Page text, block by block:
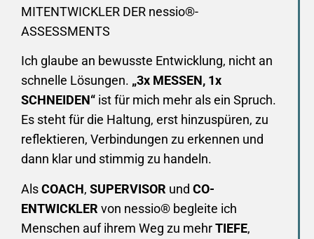
MITENTWICKLER DER nessio®-
ASSESSMENTS
Ich glaube an bewusste Entwicklung, nicht an
schnelle Lösungen. „3x MESSEN, 1x
SCHNEIDEN“ ist für mich mehr als ein Spruch.
Es steht für die Haltung, erst hinzuspüren, zu
reflektieren, Verbindungen zu erkennen und
dann klar und stimmig zu handeln.
AlsCOACH, SUPERVISOR und CO-
ENTWICKLER von nessio® begleite ich
Menschen auf ihrem Weg zu mehrTIEFE,